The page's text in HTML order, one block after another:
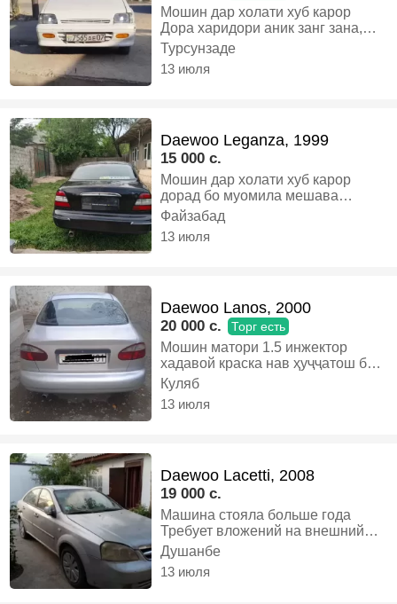
Мошин дар холати хуб карор
Дора харидори аник занг зана,
Газ-бензин, Механика, Хэтчбек
Турсунзаде
13 июля
Daewoo Leganza, 1999
15 000 c.
Мошин дар холати хуб карор
дорад бо муомила мешава
Харидори аник нависен ё занг
занен Хохиш бехуда занг
назанен, Газ-бензин, Механика,
Файзабад
13 июля
Daewoo Lanos, 2000
20 000 c. Торг есть
Мошин матори 1.5 инжектор
хадавой краска нав ҳуҷҷатош буд
шудаги муомила дорад ради
интерес ғам натиен., Газ-бензин,
Механика, Седан
Куляб
13 июля
Daewoo Lacetti, 2008
19 000 c.
Машина стояла больше года
Требует вложений на внешний
вид Двигатель в хорошем
состоянии Есть где руки
приложить, Бензин, Механика,
Душанбе
13 июля